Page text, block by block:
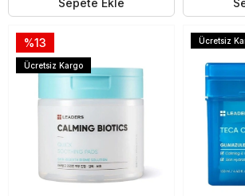
Sepete Ekle
%13
Ücretsiz Kargo
Ücretsiz